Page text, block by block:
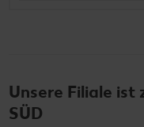
Unsere Filiale
SÜD